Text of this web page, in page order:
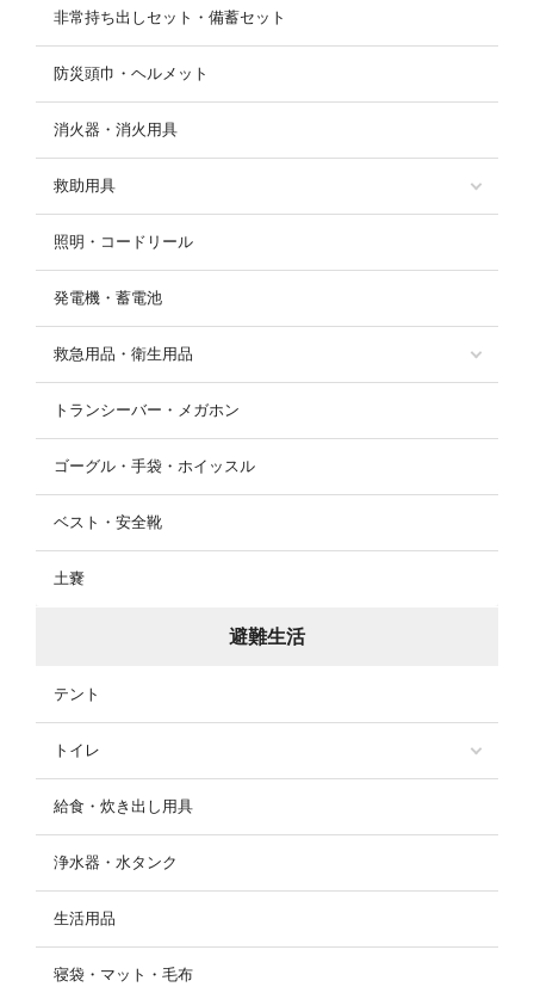
非常持ち出しセット・備蓄セット
防災頭巾・ヘルメット
消火器・消火用具
救助用具
照明・コードリール
発電機・蓄電池
救急用品・衛生用品
トランシーバー・メガホン
ゴーグル・手袋・ホイッスル
ベスト・安全靴
土嚢
避難生活
テント
トイレ
給食・炊き出し用具
浄水器・水タンク
生活用品
寝袋・マット・毛布